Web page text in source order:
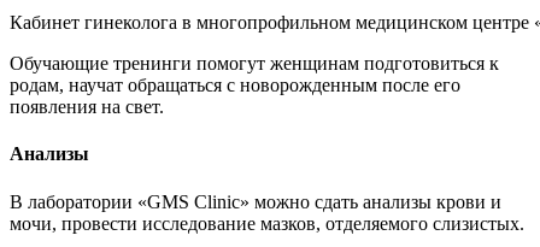
Кабинет гинеколога в многопрофильном медицинском
Обучающие тренинги помогут женщинам подготовиться к
родам, научат обращаться с новорожденным после его
появления на свет.
Анализы
В лаборатории «GMS Clinic» можно сдать анализы крови и
мочи, провести исследование мазков, отделяемого слизистых.